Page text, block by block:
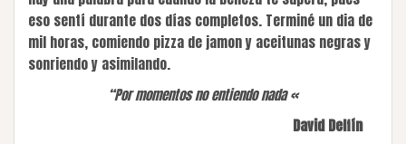
eso sentí durante dos días completos. Terminé un dia de
mil horas, comiendo pizza de jamon y aceitunas negras y
sonriendo y asimilando.
“Por momentos no entiendo nada «
David Delfín